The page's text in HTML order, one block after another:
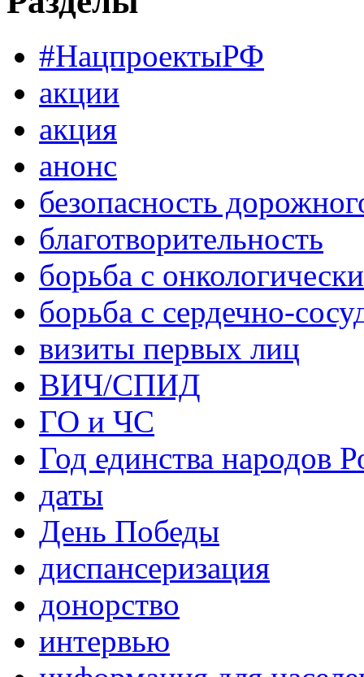
#НацпроектыРФ
акции
акция
анонс
безопасность
благотворительность
борьба с
борьба с сердечно-
визиты первых лиц
ВИЧ/СПИД
ГО и ЧС
Год единства народов
даты
День Победы
диспансеризация
донорство
интервью